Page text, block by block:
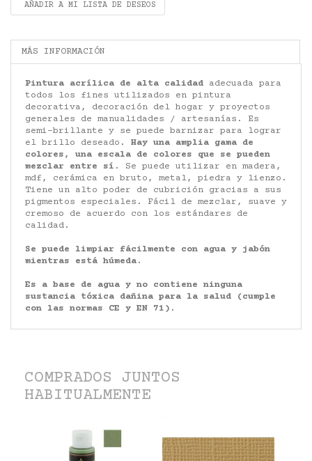
AÑADIR A MI LISTA DE DESEOS
MÁS INFORMACIÓN
Pintura acrílica de alta calidad adecuada para
todos los fines utilizados en pintura
decorativa, decoración del hogar y proyectos
generales de manualidades / artesanías. Es
semi-brillante y se puede barnizar para lograr
el brillo deseado. Hay una amplia gama de
colores, una escala de colores que se pueden
mezclar entre sí.
Se puede utilizar en madera,
mdf, cerámica en bruto, metal, piedra y lienzo.
Tiene un alto poder de cubrición gracias a sus
pigmentos especiales. Fácil de mezclar, suave y
cremoso de acuerdo con los estándares de
calidad.
Se puede limpiar fácilmente con agua y jabón
mientras está húmeda.
Es a base de agua y no contiene ninguna
sustancia tóxica dañina para la salud (cumple
con las normas CE y EN 71).
COMPRADOS JUNTOS
HABITUALMENTE